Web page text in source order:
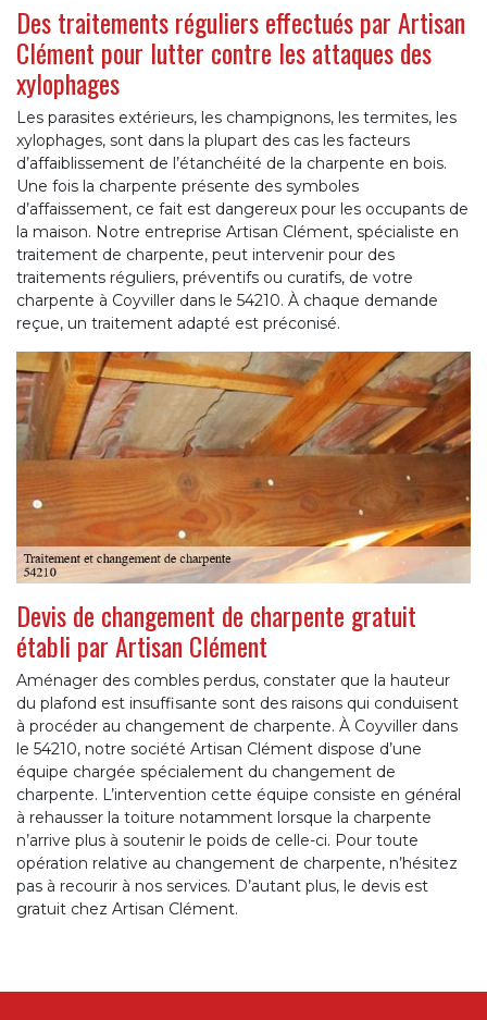
Des traitements réguliers effectués par Artisan
Clément pour lutter contre les attaques des
xylophages
Les parasites extérieurs, les champignons, les termites, les
xylophages, sont dans la plupart des cas les facteurs
d’affaiblissement de l’étanchéité de la charpente en bois.
Une fois la charpente présente des symboles
d’affaissement, ce fait est dangereux pour les occupants de
la maison. Notre entreprise Artisan Clément, spécialiste en
traitement de charpente, peut intervenir pour des
traitements réguliers, préventifs ou curatifs, de votre
charpente à Coyviller dans le 54210. À chaque demande
reçue, un traitement adapté est préconisé.
Devis de changement de charpente gratuit
établi par Artisan Clément
Aménager des combles perdus, constater que la hauteur
du plafond est insuffisante sont des raisons qui conduisent
à procéder au changement de charpente. À Coyviller dans
le 54210, notre société Artisan Clément dispose d’une
équipe chargée spécialement du changement de
charpente. L’intervention cette équipe consiste en général
à rehausser la toiture notamment lorsque la charpente
n’arrive plus à soutenir le poids de celle-ci. Pour toute
opération relative au changement de charpente, n’hésitez
pas à recourir à nos services. D’autant plus, le devis est
gratuit chez Artisan Clément.